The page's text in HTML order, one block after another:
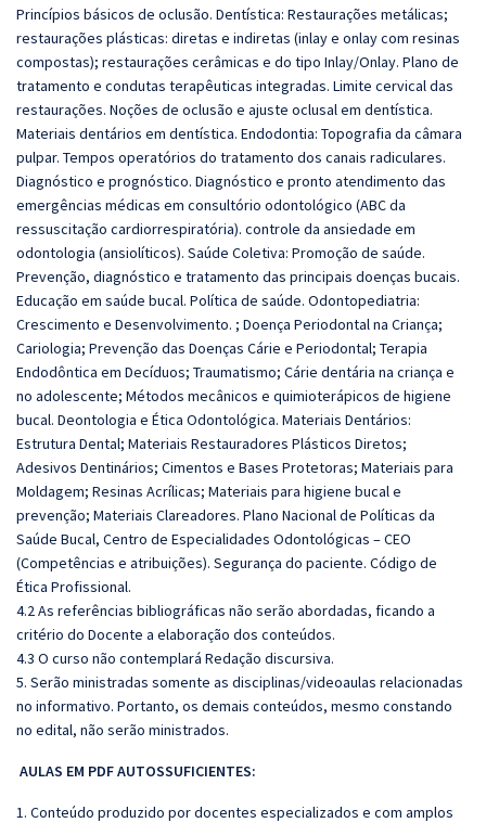
Princípios básicos de oclusão. Dentística: Restaurações metálicas;
restaurações plásticas: diretas e indiretas (inlay e onlay com resinas
compostas); restaurações cerâmicas e do tipo Inlay/Onlay. Plano de
tratamento e condutas terapêuticas integradas. Limite cervical das
restaurações. Noções de oclusão e ajuste oclusal em dentística.
Materiais dentários em dentística. Endodontia: Topografia da câmara
pulpar. Tempos operatórios do tratamento dos canais radiculares.
Diagnóstico e prognóstico. Diagnóstico e pronto atendimento das
emergências médicas em consultório odontológico (ABC da
ressuscitação cardiorrespiratória). controle da ansiedade em
odontologia (ansiolíticos). Saúde Coletiva: Promoção de saúde.
Prevenção, diagnóstico e tratamento das principais doenças bucais.
Educação em saúde bucal. Política de saúde. Odontopediatria:
Crescimento e Desenvolvimento. ; Doença Periodontal na Criança;
Cariologia; Prevenção das Doenças Cárie e Periodontal; Terapia
Endodôntica em Decíduos; Traumatismo; Cárie dentária na criança e
no adolescente; Métodos mecânicos e quimioterápicos de higiene
bucal. Deontologia e Ética Odontológica. Materiais Dentários:
Estrutura Dental; Materiais Restauradores Plásticos Diretos;
Adesivos Dentinários; Cimentos e Bases Protetoras; Materiais para
Moldagem; Resinas Acrílicas; Materiais para higiene bucal e
prevenção; Materiais Clareadores. Plano Nacional de Políticas da
Saúde Bucal, Centro de Especialidades Odontológicas – CEO
(Competências e atribuições). Segurança do paciente. Código de
Ética Profissional.
4.2 As referências bibliográficas não serão abordadas, ficando a
critério do Docente a elaboração dos conteúdos.
4.3 O curso não contemplará Redação discursiva.
5. Serão ministradas somente as disciplinas/videoaulas relacionadas
no informativo. Portanto, os demais conteúdos, mesmo constando
no edital, não serão ministrados.
AULAS EM PDF AUTOSSUFICIENTES:
1. Conteúdo produzido por docentes especializados e com amplos